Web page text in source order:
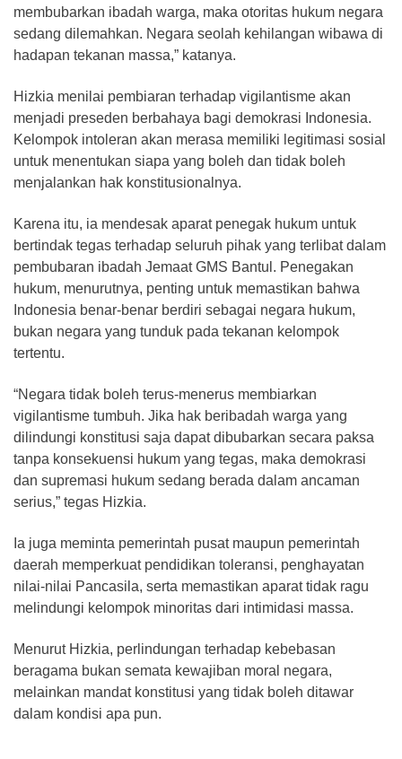
membubarkan ibadah warga, maka otoritas hukum negara
sedang dilemahkan. Negara seolah kehilangan wibawa di
hadapan tekanan massa,” katanya.
Hizkia menilai pembiaran terhadap vigilantisme akan
menjadi preseden berbahaya bagi demokrasi Indonesia.
Kelompok intoleran akan merasa memiliki legitimasi sosial
untuk menentukan siapa yang boleh dan tidak boleh
menjalankan hak konstitusionalnya.
Karena itu, ia mendesak aparat penegak hukum untuk
bertindak tegas terhadap seluruh pihak yang terlibat dalam
pembubaran ibadah Jemaat GMS Bantul. Penegakan
hukum, menurutnya, penting untuk memastikan bahwa
Indonesia benar-benar berdiri sebagai negara hukum,
bukan negara yang tunduk pada tekanan kelompok
tertentu.
“Negara tidak boleh terus-menerus membiarkan
vigilantisme tumbuh. Jika hak beribadah warga yang
dilindungi konstitusi saja dapat dibubarkan secara paksa
tanpa konsekuensi hukum yang tegas, maka demokrasi
dan supremasi hukum sedang berada dalam ancaman
serius,” tegas Hizkia.
Ia juga meminta pemerintah pusat maupun pemerintah
daerah memperkuat pendidikan toleransi, penghayatan
nilai-nilai Pancasila, serta memastikan aparat tidak ragu
melindungi kelompok minoritas dari intimidasi massa.
Menurut Hizkia, perlindungan terhadap kebebasan
beragama bukan semata kewajiban moral negara,
melainkan mandat konstitusi yang tidak boleh ditawar
dalam kondisi apa pun.